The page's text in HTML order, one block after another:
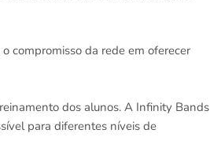
compromisso da rede em oferecer
dos alunos. A Infinity Bands
para diferentes níveis de